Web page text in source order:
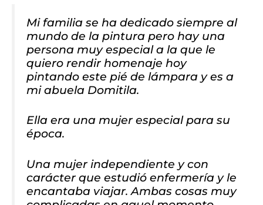
Mi familia se ha dedicado siempre al
mundo de la pintura pero hay una
persona muy especial a la que le
quiero rendir homenaje hoy
pintando este pié de lámpara y es a
mi abuela Domitila.
Ella era una mujer especial para su
época.
Una mujer independiente y con
carácter que estudió enfermería y le
encantaba viajar. Ambas cosas muy